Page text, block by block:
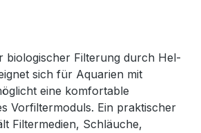
biologischer Filterung durch Hel-
sich für Aquarien mit
eine komfortable
Vorfiltermoduls. Ein praktischer
Filtermedien, Schläuche,